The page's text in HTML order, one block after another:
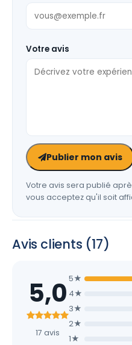
Votre avis
Publier mon avis
Votre avis sera publié
vous acceptez qu'il soit
Avis clients (17)
5,0
17 avis
5★
4★
3★
2★
1★